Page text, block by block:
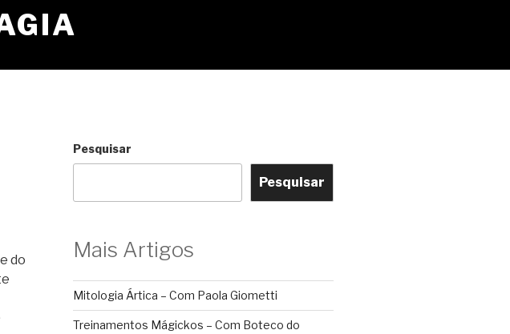
do
Pesquisar
Pesquisar
Mais Artigos
Mitologia Ártica – Com Paola Giometti
Treinamentos Mágickos – Com Boteco do